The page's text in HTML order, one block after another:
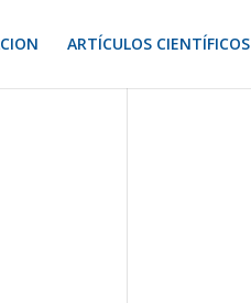
ARTÍCULOS CIENTÍFICOS